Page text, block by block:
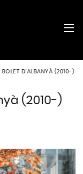
BOLET D'ALBANYÀ (2010-)
(2010-)